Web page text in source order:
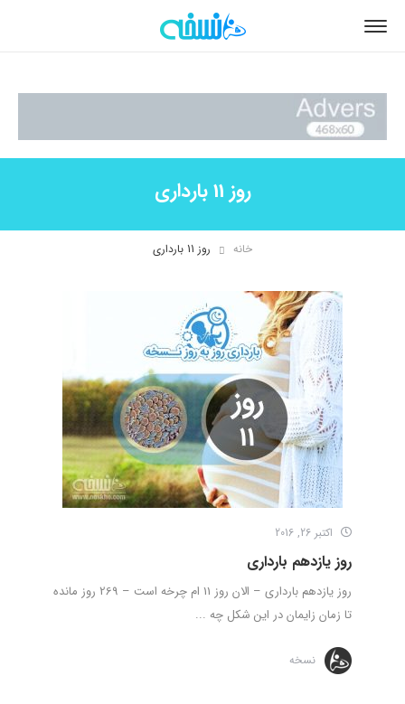
روز 11 بارداری
خانه روز 11 بارداری
اکتبر 26, 2016
روز یازدهم بارداری
روز یازدهم بارداری – الان روز 11 ام چرخه است – 269 روز مانده
تا زمان زایمان در این شکل چه ...
نسخه